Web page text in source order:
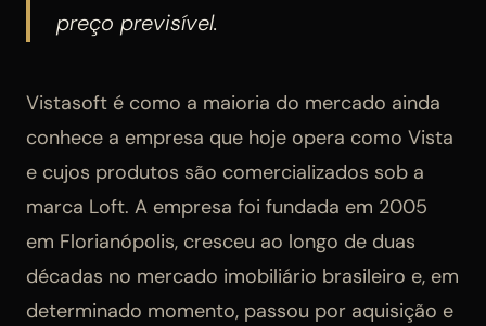
preço previsível.
Vistasoft é como a maioria do mercado ainda
conhece a empresa que hoje opera como Vista
e cujos produtos são comercializados sob a
marca Loft. A empresa foi fundada em 2005
em Florianópolis, cresceu ao longo de duas
décadas no mercado imobiliário brasileiro e, em
determinado momento, passou por aquisição e